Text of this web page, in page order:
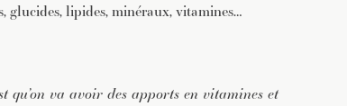
glucides, lipides, minéraux, vitamines…
qu’on va avoir des apports en vitamines et